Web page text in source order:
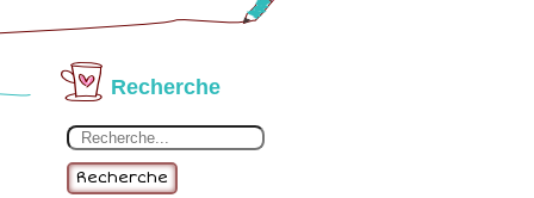
Recherche
Recherche